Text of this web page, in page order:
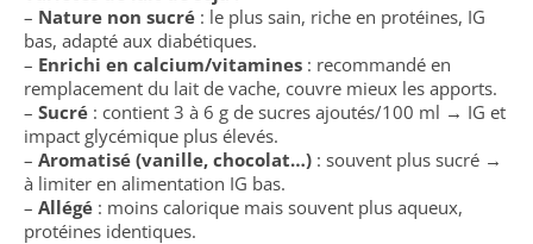
– Nature non sucré : le plus sain, riche en protéines, IG
bas, adapté aux diabétiques.
– Enrichi en calcium/vitamines : recommandé en
remplacement du lait de vache, couvre mieux les apports.
– Sucré : contient 3 à 6 g de sucres ajoutés/100 ml → IG et
impact glycémique plus élevés.
– Aromatisé (vanille, chocolat…) : souvent plus sucré →
à limiter en alimentation IG bas.
– Allégé : moins calorique mais souvent plus aqueux,
protéines identiques.